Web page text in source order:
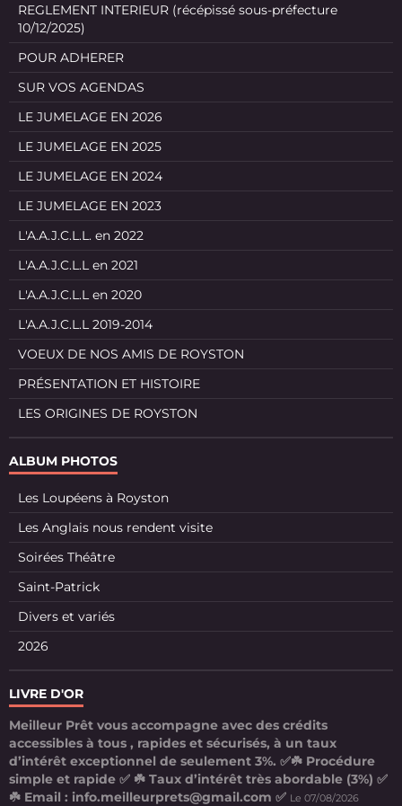
REGLEMENT INTERIEUR (récépissé sous-préfecture
10/12/2025)
POUR ADHERER
SUR VOS AGENDAS
LE JUMELAGE EN 2026
LE JUMELAGE EN 2025
LE JUMELAGE EN 2024
LE JUMELAGE EN 2023
L'A.A.J.C.L.L. en 2022
L'A.A.J.C.L.L en 2021
L'A.A.J.C.L.L en 2020
L'A.A.J.C.L.L 2019-2014
VOEUX DE NOS AMIS DE ROYSTON
PRÉSENTATION ET HISTOIRE
LES ORIGINES DE ROYSTON
ALBUM PHOTOS
Les Loupéens à Royston
Les Anglais nous rendent visite
Soirées Théâtre
Saint-Patrick
Divers et variés
2026
LIVRE D'OR
Meilleur Prêt vous accompagne avec des crédits
accessibles à tous , rapides et sécurisés, à un taux
d’intérêt exceptionnel de seulement 3%. ✅☘️ Procédure
simple et rapide ✅ ☘️ Taux d’intérêt très abordable (3%) ✅
☘️ Email : info.meilleurprets@gmail.com ✅ Le 07/08/2026